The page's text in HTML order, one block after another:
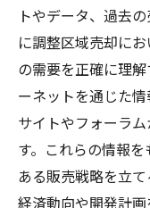
トやデータ、過去
に調整区域売却に
の需要を正確に理
ーネットを通じた
サイトやフォーラ
す。これらの情報
ある販売戦略を立
経済動向や開発計